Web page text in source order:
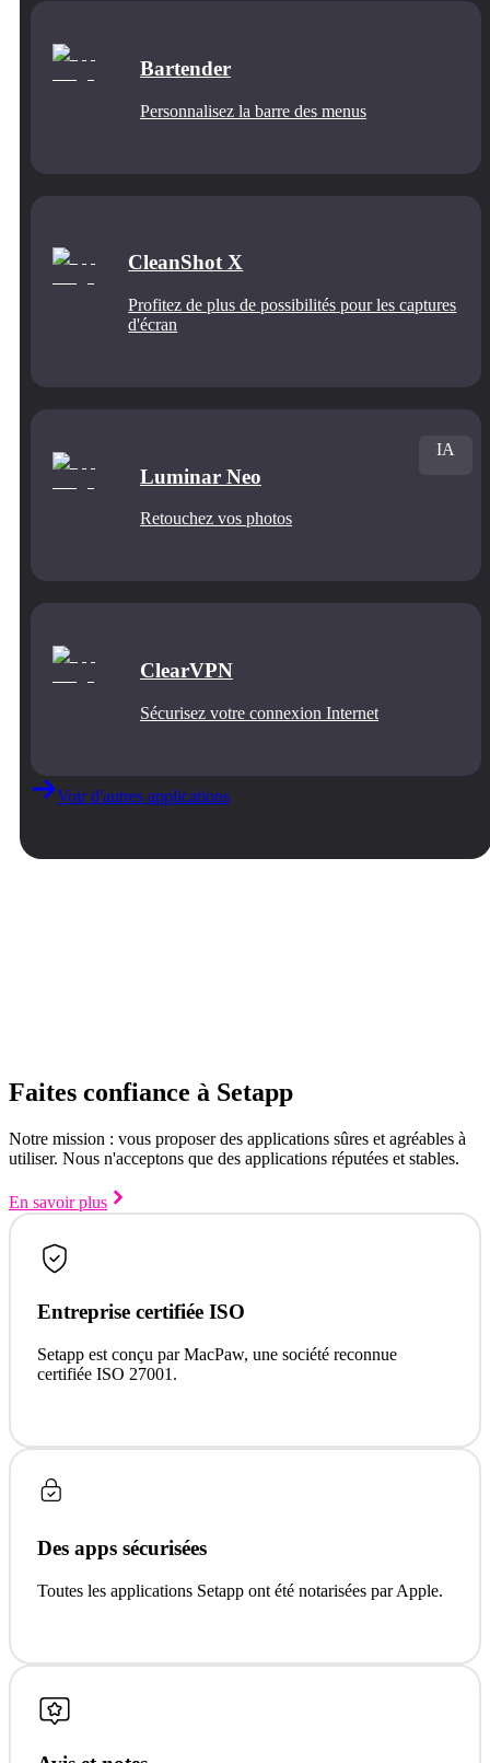
Bartender
Personnalisez la barre des menus
CleanShot X
Profitez de plus de possibilités pour les captures
d'écran
Luminar Neo
Retouchez vos photos
IA
ClearVPN
Sécurisez votre connexion Internet
Voir d'autres applications
Faites confiance à Setapp
Notre mission : vous proposer des applications sûres et agréables à
utiliser. Nous n'acceptons que des applications réputées et stables.
En savoir plus
Entreprise certifiée ISO
Setapp est conçu par MacPaw, une société reconnue
certifiée ISO 27001.
Des apps sécurisées
Toutes les applications Setapp ont été notarisées par Apple.